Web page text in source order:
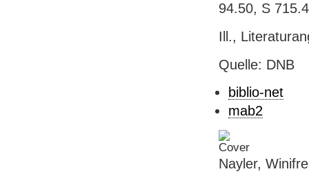
94.50, S
Ill.,
Quelle: DNB
biblio-net
mab2
Nayler,